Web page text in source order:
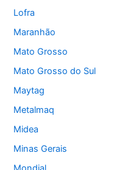
Lofra
Maranhão
Mato Grosso
Mato Grosso do Sul
Maytag
Metalmaq
Midea
Minas Gerais